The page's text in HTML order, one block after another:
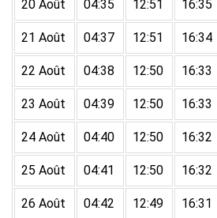
20 Août 04:35 12:51 16:35
21 Août 04:37 12:51 16:34
22 Août 04:38 12:50 16:33
23 Août 04:39 12:50 16:33
24 Août 04:40 12:50 16:32
25 Août 04:41 12:50 16:32
26 Août 04:42 12:49 16:31